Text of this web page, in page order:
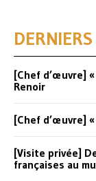
[Chef d’œuvre]
Renoir
[Chef d’œuvre]
[Visite privée]
françaises au